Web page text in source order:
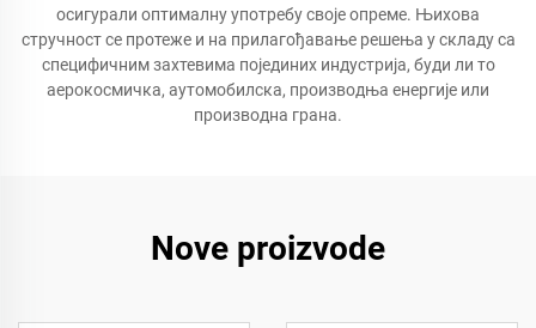
осигурали оптималну употребу своје опреме. Њихова
стручност се протеже и на прилагођавање решења у складу са
специфичним захтевима појединих индустрија, буди ли то
аерокосмичка, аутомобилска, производња енергије или
производна грана.
Nove proizvode